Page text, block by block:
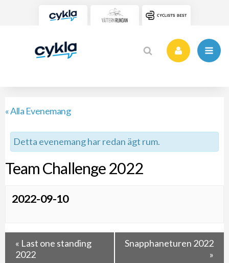
« Alla Evenemang
Detta evenemang har redan ägt rum.
Team Challenge 2022
2022-09-10
« Last one standing
2022
Snapphaneturen 2022
»